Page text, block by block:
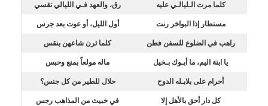
كلما مرت الـليالـي عليه رق، والعهد فـي الليالي تقسي
مستطار إذا البواخر رنت أول الليل، أو عوت بعد جرس
راهب في الضلوع للسفن فطن كلما ثرن شاعهن بنقس
يا ابنة اليم، ما أبـوك بـخيل ماله مولعاً بمنع وحبس
أحرام على بلابـله الدوح حلال للطير من كل جنس؟
كل دار أحق بالأهل إلا في خبيث من المذاهب رجس